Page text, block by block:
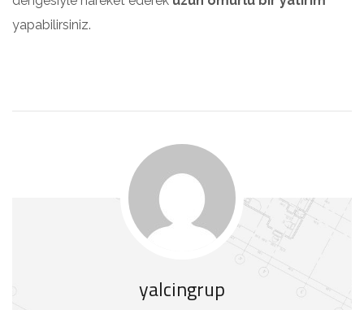
yapabilirsiniz.
yalcingrup